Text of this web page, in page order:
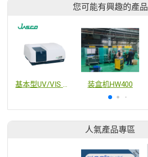
您可能有興趣的產品
基本型UV/VIS 光譜儀 装盒机HW400
人氣產品專區